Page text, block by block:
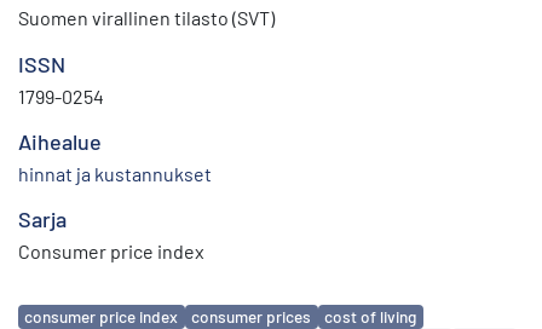
Suomen virallinen tilasto (SVT)
ISSN
1799-0254
Aihealue
hinnat ja kustannukset
Sarja
Consumer price index
Avainsanat
consumer price index consumer prices
cost of living